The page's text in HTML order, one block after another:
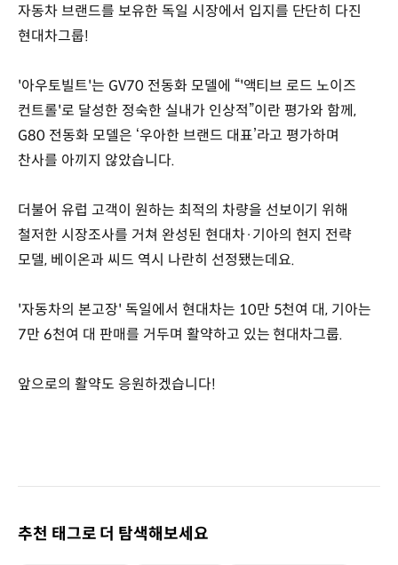
자동차 브랜드를 보유한 독일 시장에서 입지를 단단히 다진
현대차그룹!
'아우토빌트'는 GV70 전동화 모델에 “'액티브 로드 노이즈
컨트롤'로 달성한 정숙한 실내가 인상적”이란 평가와 함께,
G80 전동화 모델은 ‘우아한 브랜드 대표’라고 평가하며
찬사를 아끼지 않았습니다.
더불어 유럽 고객이 원하는 최적의 차량을 선보이기 위해
철저한 시장조사를 거쳐 완성된 현대차·기아의 현지 전략
모델, 베이온과 씨드 역시 나란히 선정됐는데요.
'자동차의 본고장' 독일에서 현대차는 10만 5천여 대, 기아는
7만 6천여 대 판매를 거두며 활약하고 있는 현대차그룹.
앞으로의 활약도 응원하겠습니다!
추천 태그로 더 탐색해보세요